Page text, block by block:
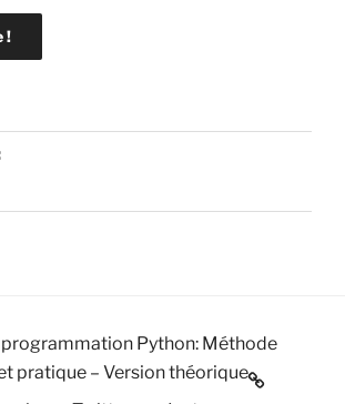
programmation Python: Méthode
pratique – Version théorique